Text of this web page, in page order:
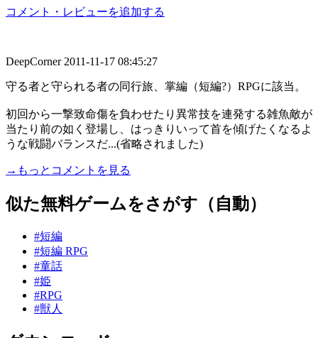
コメント・レビューを追加する
DeepCorner 2011-11-17 08:45:27
守る者と守られる者の同行旅、掌編（短編?）RPGに該当。
初回から一撃致命傷を負わせたり異常技を連発する雑魚敵が
当たり前の如く登場し、はっきりいって首を傾げたくなるよ
うな戦闘バランスだ...(省略されました)
→もっとコメントを見る
似た無料ゲームをさがす（自動）
#短編
#短編 RPG
#童話
#姫
#RPG
#獣人